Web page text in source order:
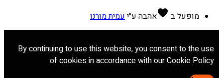
מופעל ב favoriteאהבה ע״יעמית מורנו
By continuing to use this website, you consent to the use
of cookies in accordance with our Cookie Policy.